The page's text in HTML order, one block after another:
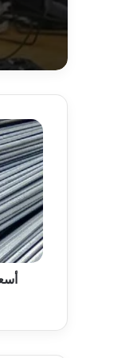
أ
س
ع
ا
ر
ا
ل
ح
د
ا